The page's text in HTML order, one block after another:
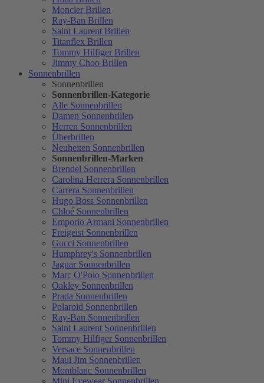
Moncler Brillen
Ray-Ban Brillen
Saint Laurent Brillen
Titanflex Brillen
Tommy Hilfiger Brillen
Jimmy Choo Brillen
Sonnenbrillen
Sonnenbrillen
Sonnenbrillen-Kategorie
Alle Sonnenbrillen
Damen Sonnenbrillen
Herren Sonnenbrillen
Überbrillen
Neuheiten Sonnenbrillen
Sonnenbrillen-Marken
Brendel Sonnenbrillen
Carolina Herrera Sonnenbrillen
Carrera Sonnenbrillen
Hugo Boss Sonnenbrillen
Chloé Sonnenbrillen
Emporio Armani Sonnenbrillen
Freigeist Sonnenbrillen
Gucci Sonnenbrillen
Humphrey's Sonnenbrillen
Jaguar Sonnenbrillen
Marc O'Polo Sonnenbrillen
Oakley Sonnenbrillen
Prada Sonnenbrillen
Polaroid Sonnenbrillen
Ray-Ban Sonnenbrillen
Saint Laurent Sonnenbrillen
Tommy Hilfiger Sonnenbrillen
Versace Sonnenbrillen
Maui Jim Sonnenbrillen
Montblanc Sonnenbrillen
Mini Eyewear Sonnenbrillen